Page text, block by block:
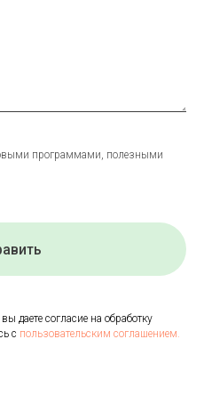
программами, полезными
даете согласие на обработку
с пользовательским соглашением.